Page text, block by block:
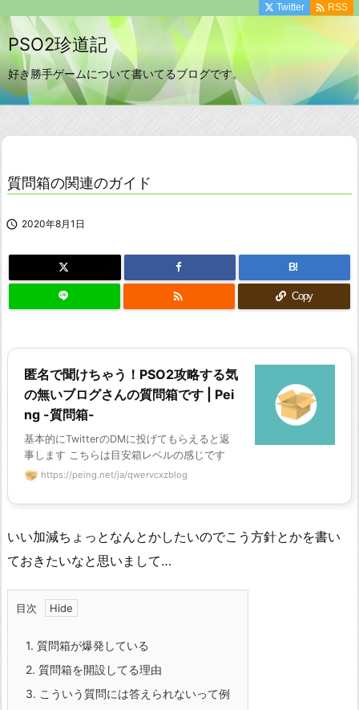
PSO2珍道記
好き勝手ゲームについて書いてるブログです。
Twitter  RSS
質問箱の関連のガイド
 2020年8月1日
B!
 Copy
匿名で聞けちゃう！PSO2攻略する気
の無いブログさんの質問箱です | Pei
ng -質問箱-
基本的にTwitterのDMに投げてもらえると返
事します こちらは目安箱レベルの感じです
https://peing.net/ja/qwervcxzblog
いい加減ちょっとなんとかしたいのでこう方針とかを書い
ておきたいなと思いまして…
目次
1. 質問箱が爆発している
2. 質問箱を開設してる理由
3. こういう質問には答えられないって例